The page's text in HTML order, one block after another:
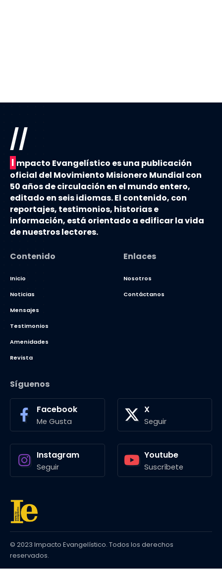
//
I mpacto Evangelístico es una publicación
oficial del Movimiento Misionero Mundial con
50 años de circulación en el mundo entero,
editado en seis idiomas. El contenido, con
reportajes, testimonios, historias e
información, está orientado a edificar la vida
de nuestros lectores.
Contenido
Inicio
Noticias
Mensajes
Testimonios
Amenidades
Revista
Enlaces
Nosotros
Contáctanos
Síguenos
Facebook
Me Gusta
X
Seguir
Instagram
Seguir
Youtube
Suscríbete
© 2023 Impacto Evangelístico. Todos los derechos
reservados.